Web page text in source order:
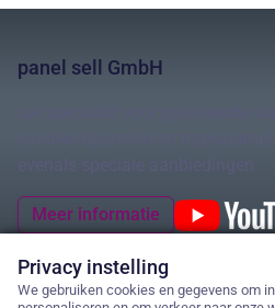
panel sell GmbH
evenals speciale aanbiedingen
Meer informatie
Privacy instelling
We gebruiken cookies en gegevens om